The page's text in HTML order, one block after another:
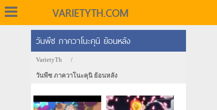
VARIETYTH.COM
วันพีซ ภาควาโนะคุนิ ย้อนหลัง
VarietyTh /
วันพีซ ภาควาโนะคุนิ ย้อนหลัง